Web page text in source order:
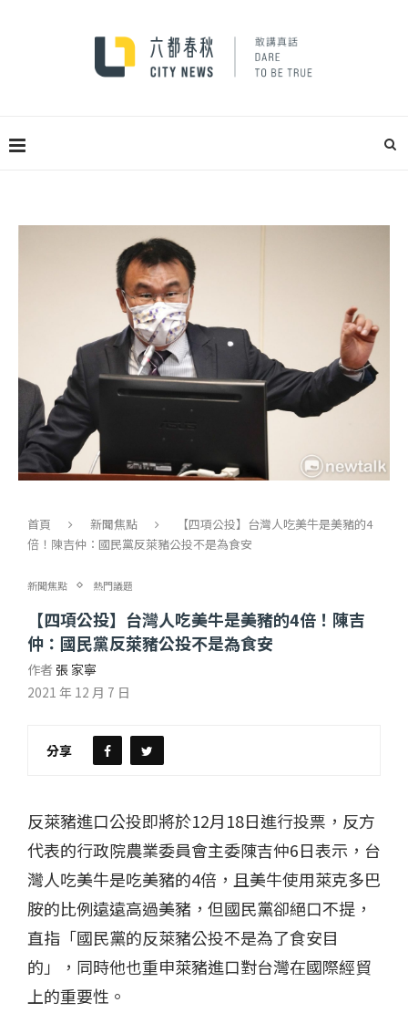
首頁 新聞焦點
【四項公投】台灣人吃美牛是美豬的4
倍！陳吉仲：國民黨反萊豬公投不是為食安
新聞焦點 熱門議題
【四項公投】台灣人吃美牛是美豬的4倍！陳吉
仲：國民黨反萊豬公投不是為食安
作者 張 家寧
2021 年 12 月 7 日
分享
反萊豬進口公投即將於12月18日進行投票，反方
代表的行政院農業委員會主委陳吉仲6日表示，台
灣人吃美牛是吃美豬的4倍，且美牛使用萊克多巴
胺的比例遠遠高過美豬，但國民黨卻絕口不提，
直指「國民黨的反萊豬公投不是為了食安目
的」，同時他也重申萊豬進口對台灣在國際經貿
上的重要性。